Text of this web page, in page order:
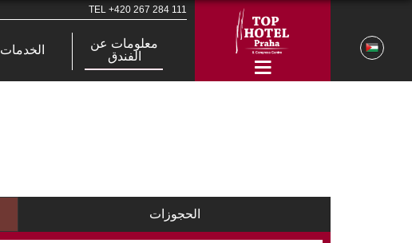
TEL +420 267 284 111
معلومات عن
الفندق
الخدمات
الحجوزات